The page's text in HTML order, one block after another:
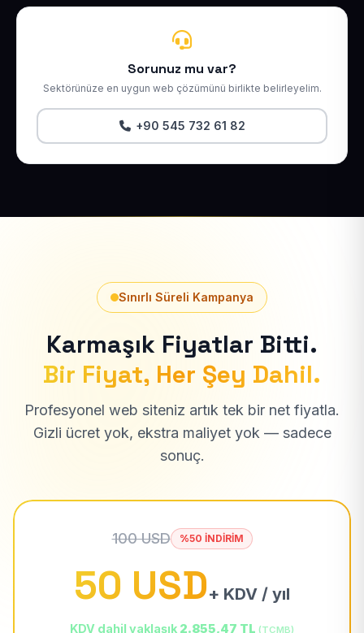
Sorunuz mu var?
Sektörünüze en uygun web çözümünü birlikte belirleyelim.
+90 545 732 61 82
Sınırlı Süreli Kampanya
Karmaşık Fiyatlar Bitti.
Bir Fiyat, Her Şey Dahil.
Profesyonel web siteniz artık tek bir net fiyatla.
Gizli ücret yok, ekstra maliyet yok — sadece
sonuç.
100 USD %50 İNDİRİM
50 USD+ KDV / yıl
KDV dahil yaklaşık 2.855,47 TL (TCMB)